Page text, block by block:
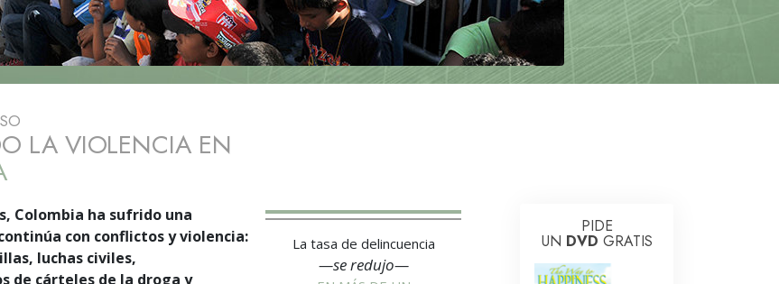
La Ética y las
Condiciones
La Causa de la Supresión
Investigaciones
Objetivos y Metas
La Tecnología de Estudio
LA VIOLENCIA EN
La tasa de delincuencia
—se redujo—
Colombia ha sufrido una
con conflictos y violencia:
luchas civiles,
de cárteles de la droga y
PIDE
UN DVD GRATIS